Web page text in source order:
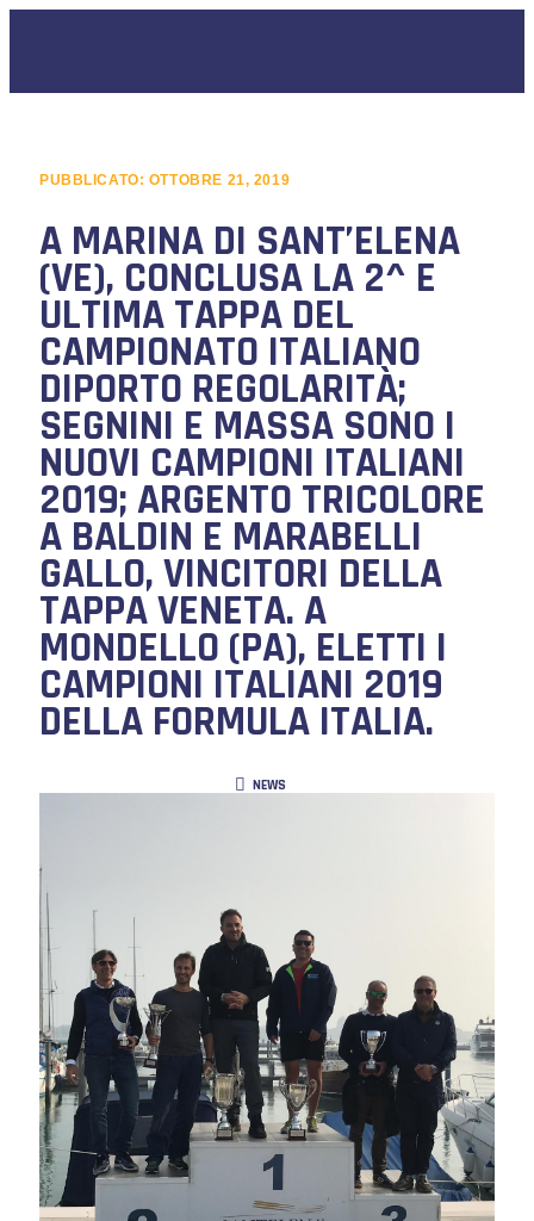
PUBBLICATO: OTTOBRE 21, 2019
A MARINA DI SANT’ELENA
(VE), CONCLUSA LA 2^ E
ULTIMA TAPPA DEL
CAMPIONATO ITALIANO
DIPORTO REGOLARITÀ;
SEGNINI E MASSA SONO I
NUOVI CAMPIONI ITALIANI
2019; ARGENTO TRICOLORE
A BALDIN E MARABELLI
GALLO, VINCITORI DELLA
TAPPA VENETA. A
MONDELLO (PA), ELETTI I
CAMPIONI ITALIANI 2019
DELLA FORMULA ITALIA.
NEWS